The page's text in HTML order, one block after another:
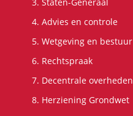
4. Advies en controle
5. Wetgeving en bestuur
6. Rechtspraak
7. Decentrale overheden
8. Herziening Grondwet